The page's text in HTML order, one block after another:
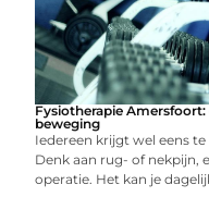
Fysiotherapie
beweging
Iedereen krijgt wel eens
Denk aan rug- of nekpijn,
operatie. Het kan je